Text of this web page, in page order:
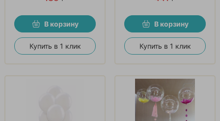
В корзину
Купить в 1 клик
В корзину
Купить в 1 клик